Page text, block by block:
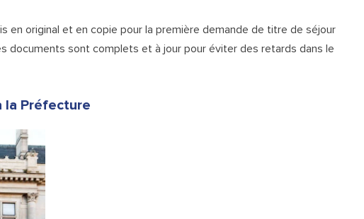
en original et en copie pour la première demande de titre de séjour
documents sont complets et à jour pour éviter des retards dans le
la Préfecture